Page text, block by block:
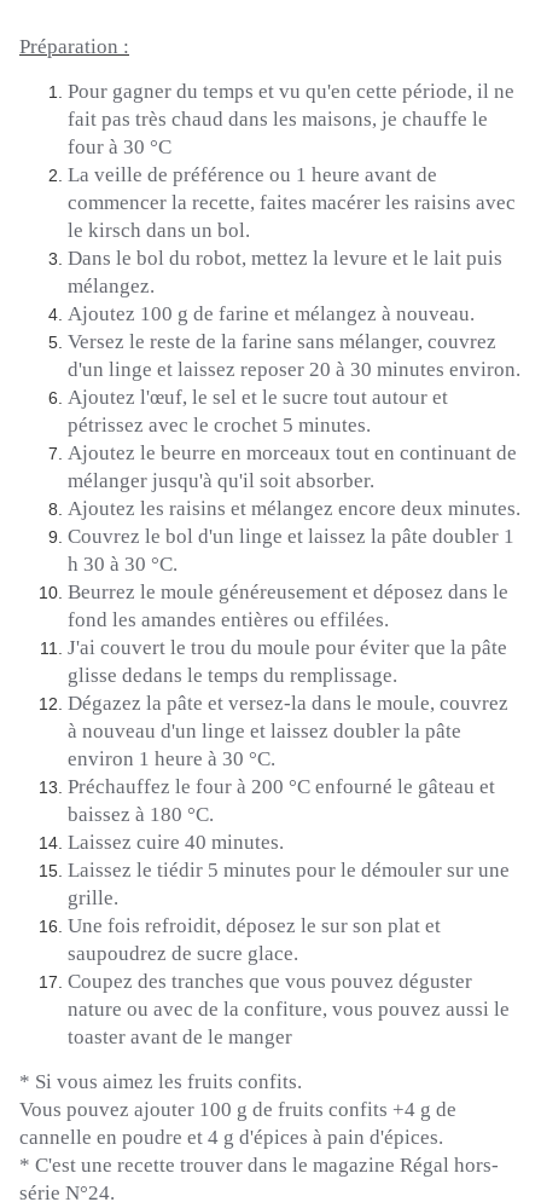
Préparation :
Pour gagner du temps et vu qu'en cette période, il ne
fait pas très chaud dans les maisons, je chauffe le
four à 30 °C
La veille de préférence ou 1 heure avant de
commencer la recette, faites macérer les raisins avec
le kirsch dans un bol.
Dans le bol du robot, mettez la levure et le lait puis
mélangez.
Ajoutez 100 g de farine et mélangez à nouveau.
Versez le reste de la farine sans mélanger, couvrez
d'un linge et laissez reposer 20 à 30 minutes environ.
Ajoutez l'œuf, le sel et le sucre tout autour et
pétrissez avec le crochet 5 minutes.
Ajoutez le beurre en morceaux tout en continuant de
mélanger jusqu'à qu'il soit absorber.
Ajoutez les raisins et mélangez encore deux minutes.
Couvrez le bol d'un linge et laissez la pâte doubler 1
h 30 à 30 °C.
Beurrez le moule généreusement et déposez dans le
fond les amandes entières ou effilées.
J'ai couvert le trou du moule pour éviter que la pâte
glisse dedans le temps du remplissage.
Dégazez la pâte et versez-la dans le moule, couvrez
à nouveau d'un linge et laissez doubler la pâte
environ 1 heure à 30 °C.
Préchauffez le four à 200 °C enfourné le gâteau et
baissez à 180 °C.
Laissez cuire 40 minutes.
Laissez le tiédir 5 minutes pour le démouler sur une
grille.
Une fois refroidit, déposez le sur son plat et
saupoudrez de sucre glace.
Coupez des tranches que vous pouvez déguster
nature ou avec de la confiture, vous pouvez aussi le
toaster avant de le manger
* Si vous aimez les fruits confits.
Vous pouvez ajouter 100 g de fruits confits +4 g de
cannelle en poudre et 4 g d'épices à pain d'épices.
* C'est une recette trouver dans le magazine Régal hors-
série N°24.